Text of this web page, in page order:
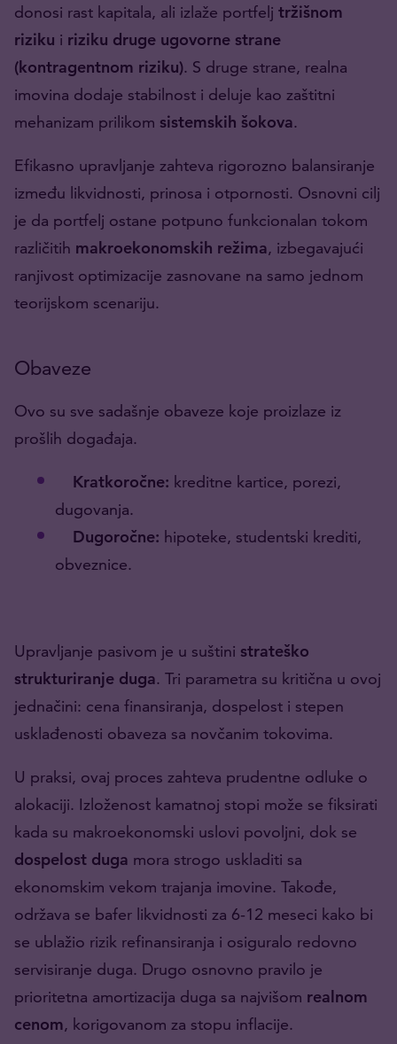
donosi rast kapitala, ali izlaže portfelj tržišnom
riziku i riziku druge ugovorne strane
(kontragentnom riziku). S druge strane, realna
imovina dodaje stabilnost i deluje kao zaštitni
mehanizam prilikom sistemskih šokova.
Efikasno upravljanje zahteva rigorozno balansiranje
između likvidnosti, prinosa i otpornosti. Osnovni cilj
je da portfelj ostane potpuno funkcionalan tokom
različitih makroekonomskih režima, izbegavajući
ranjivost optimizacije zasnovane na samo jednom
teorijskom scenariju.
Obaveze
Ovo su sve sadašnje obaveze koje proizlaze iz
prošlih događaja.
Kratkoročne: kreditne kartice, porezi,
dugovanja.
Dugoročne: hipoteke, studentski krediti,
obveznice.
Upravljanje pasivom je u suštini strateško
strukturiranje duga. Tri parametra su kritična u ovoj
jednačini: cena finansiranja, dospelost i stepen
usklađenosti obaveza sa novčanim tokovima.
U praksi, ovaj proces zahteva prudentne odluke o
alokaciji. Izloženost kamatnoj stopi može se fiksirati
kada su makroekonomski uslovi povoljni, dok se
dospelost duga mora strogo uskladiti sa
ekonomskim vekom trajanja imovine. Takođe,
održava se bafer likvidnosti za 6-12 meseci kako bi
se ublažio rizik refinansiranja i osiguralo redovno
servisiranje duga. Drugo osnovno pravilo je
prioritetna amortizacija duga sa najvišom realnom
cenom, korigovanom za stopu inflacije.